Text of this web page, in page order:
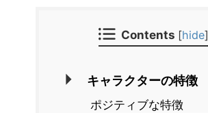
Contents [hide]
キャラクターの特徴
ポジティブな特徴